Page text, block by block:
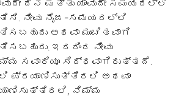
ದಿನ ಮತ್ತು ಯಾವುದೇ ಸಮಯದಲ್ಲಿ
ನೀವು ನೈಜ-ಸಮಯದಲ್ಲಿ
ಅಥವಾ ಮುಂಚಿತವಾಗಿ
ಇದರಿಂದ ನೀವು
ಸವಾರಿಯೂ ಸಿದ್ಧವಾಗಿರುತ್ತದೆ.
ಪ್ರಯಾಣಿಸುತ್ತಿರಲಿ ಅಥವಾ
ನಿಮ್ಮ